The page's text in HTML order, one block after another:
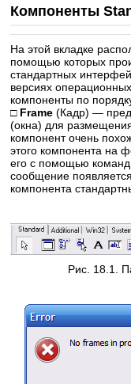
Компоненты
На этой вкладке
помощью которых
стандартных
версиях
компоненты по
□ Frame (Кадр) —
(окна) для
компонент очень
этого компонента на
его с помощью команд
сообщение
компонента
Рис. 18.1.